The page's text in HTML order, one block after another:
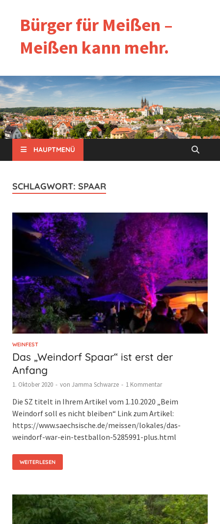
Bürger für Meißen –
Meißen kann mehr.
HAUPTMENÜ
SCHLAGWORT: SPAAR
WEINFEST
Das „Weindorf Spaar“ ist erst der
Anfang
1. Oktober 2020 - von Jamma Schwarze - 1 Kommentar
Die SZ titelt in Ihrem Artikel vom 1.10.2020 „Beim
Weindorf soll es nicht bleiben“ Link zum Artikel:
https://www.saechsische.de/meissen/lokales/das-
weindorf-war-ein-testballon-5285991-plus.html
WEITERLESEN